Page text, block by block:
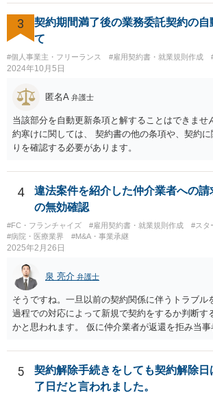
状況です。」 大変悪質ですね。打刻場所のデー
ムカードの虚偽を確認し、突き付けて責任を問
しょう。 詐欺もありうるでしょうね。 「正しい
うタイムカード不正打刻による返還請求はどのよ
でしょうか？」 想定できる虚偽を前提に、相手と
いかと思います。 確実な記録があれば、それに
すべては不可能でしょうので。 相手の言動には早
弁護士と相談しながら、対応策を検討する方がよ
返還が難しい場合、損害賠償を請求する事はでき
的には可能ですが、立証の問題があります。 協議
ですが、調停なども検討できるでしょう。 また、
請求もせず、「詐欺」として、警察に被害届を出
か？ 内容的には検討できますが、立証は、民事
上がります。 警察に相談されてもよい事案だと
3
契約期間満了後の業務委託契約の自
て
#個人事業主・フリーランス #雇用契約書・就業規則作成
2024年10月5日
匿名A 弁護士
当該部分を自動更新条項と解することはできませ
約寒けに関しては、 契約書の他の条項や、契約に
りを確認する必要があります。
4
違法案件を紹介した仲介業者への請
の無効確認
#FC・フランチャイズ #雇用契約書・就業規則作成
#スタ
#病院・医療業界
#M&A・事業承継
2025年2月26日
泉 亮介 弁護士
そうですね。一旦以前の契約関係に伴うトラブル
過程での対応によって新規で契約をするか判断す
かと思われます。 仮に仲介業者が返還を拒み当
5
契約解除手続きをしても契約解除日
了日だと言われました。